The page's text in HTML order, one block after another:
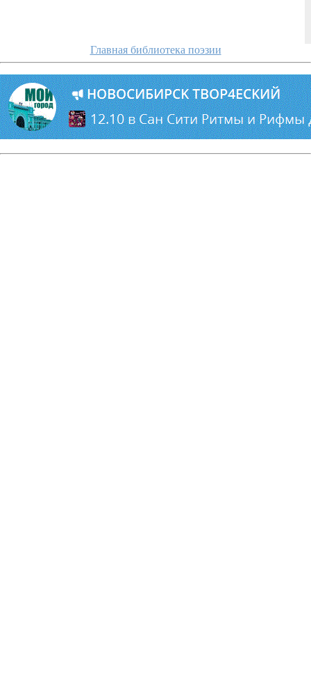
Главная библиотека поэзии